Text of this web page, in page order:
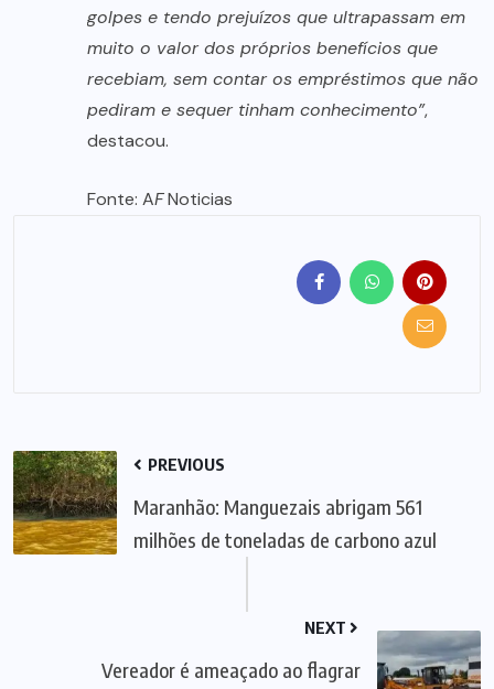
golpes e tendo prejuízos que ultrapassam em
muito o valor dos próprios benefícios que
recebiam, sem contar os empréstimos que não
pediram e sequer tinham conhecimento”,
destacou.
Fonte: AFNoticias
PREVIOUS
Maranhão: Manguezais abrigam 561
milhões de toneladas de carbono azul
NEXT
Vereador é ameaçado ao flagrar